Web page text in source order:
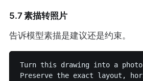
5.7 素描转照片
告诉模型素描是建议还是约束。
Turn this drawing into a
Preserve the exact layout,